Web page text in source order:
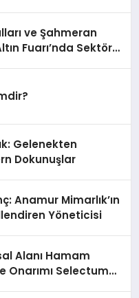
ve Şahmeran
Fuarı’nda Sektöre
Gelenekten
Dokunuşlar
Anamur Mimarlık’ın
Yöneticisi
Alanı Hamam
Onarımı Selectum